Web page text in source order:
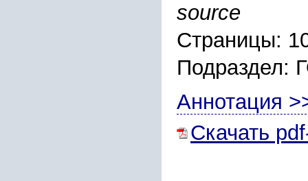
source
Страницы:
Аннотация
Скачать